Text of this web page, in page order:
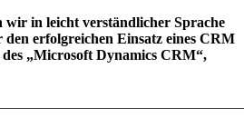
wir in leicht verständlicher Sprache
erfolgreichen Einsatz eines CRM
des „Microsoft Dynamics CRM“,